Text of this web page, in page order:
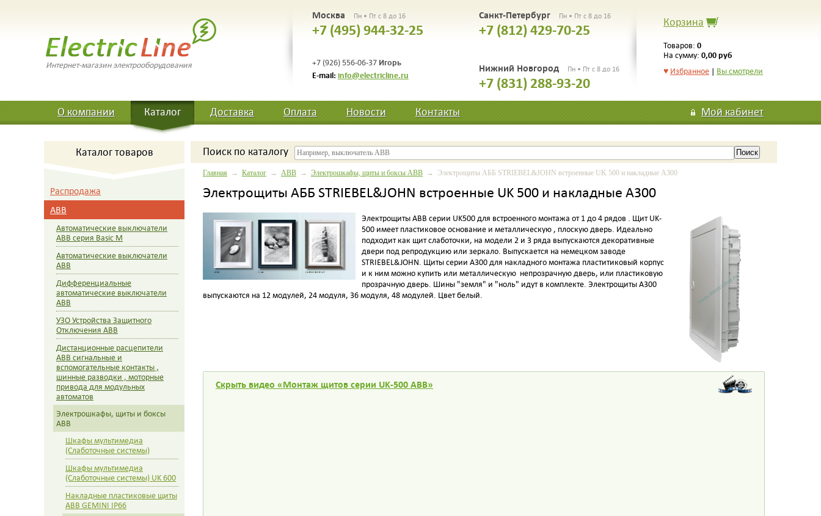
Интернет-магазин электрооборудования
Москва Пн • Пт с 8 до 16
+7 (495) 944-32-25
+7 (926) 556-06-37 Игорь
E-mail: info@electricline.ru
Санкт-Петербург Пн • Пт с 8 до 16
+7 (812) 429-70-25
Нижний Новгород Пн • Пт с 8 до 16
+7 (831) 288-93-20
Корзина
Товаров: 0
На сумму: 0,00 руб
♥ Избранное | Вы смотрели
О компании Каталог Доставка Оплата Новости Контакты Мой кабинет
Каталог товаров
Распродажа
ABB
Автоматические выключатели
ABB серия Basic M
Автоматические выключатели
ABB
Дифференциальные
автоматические выключатели
ABB
УЗО Устройства Защитного
Отключения ABB
Дистанционные расцепители
ABB сигнальные и
вспомогательные контакты ,
шинные разводки , моторные
привода для модульных
автоматов
Электрошкафы, щиты и боксы
ABB
Шкафы мультимедиа
(Слаботочные системы)
Шкафы мультимедиа
(Слаботочные системы) UK 600
Накладные пластиковые щиты
АВВ GEMINI IP66
Поиск по каталогу
Главная → Каталог → ABB → Электрошкафы, щиты и боксы ABB → Электрощиты АББ STRIEBEL&JOHN встроенные UK 500 и накладные А300
Электрощиты АББ STRIEBEL&JOHN встроенные UK 500 и накладные А300
Электрощиты ABB серии UK500 для встроенного монтажа от 1 до 4 рядов . Щит UK-
500 имеет пластиковое основание и металлическую , плоскую дверь. Идеально
подходит как щит слаботочки, на модели 2 и 3 ряда выпускаются декоративные
двери под репродукцию или зеркало. Выпускается на немецком заводе
STRIEBEL&JOHN. Щиты серии А300 для накладного монтажа пластитиковый корпус
и к ним можно купить или металлическую непрозрачную дверь, или пластиковую
прозрачную дверь. Шины "земля" и "ноль" идут в комплекте. Электрощиты А300
выпускаются на 12 модулей, 24 модуля, 36 модуля, 48 модулей. Цвет белый.
Скрыть видео «Монтаж щитов серии UK-500 ABB»